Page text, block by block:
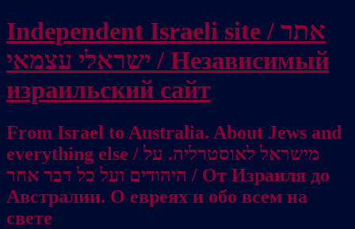
Independent Israeli site / אתר
ישראלי עצמאי / Независимый
израильский сайт
From Israel to Australia. About Jews and
everything else / מישראל לאוסטרליה. על
היהודים ועל כל דבר אחר / От Израиля до
Австралии. О евреях и обо всем на
свете